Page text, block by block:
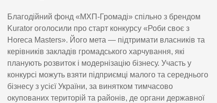
Благодійний фонд «МХП-Громаді» спільно з брендом
Kurator оголосили про старт конкурсу «Роби своє з
Horeca Masters». Його мета — підтримати власників та
керівників закладів громадського харчування, які
планують розвиток і модернізацію бізнесу. Участь у
конкурсі можуть взяти підприємці малого та середнього
бізнесу з усієї України, за винятком тимчасово
окупованих територій та районів, де органи державної